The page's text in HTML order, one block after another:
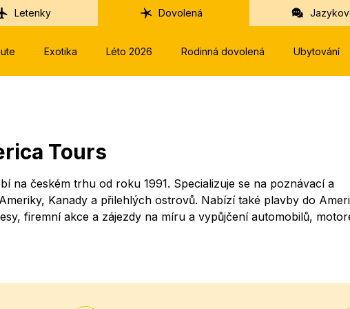
Letenky Dovolená
Exotika Léto 2026 Rodinná dovolená Ubytování
Tours
na českém trhu od roku 1991. Specializuje se na poznávací a
Kanady a přilehlých ostrovů. Nabízí také plavby do
firemní akce a zájezdy na míru a vypůjčení automobilů,